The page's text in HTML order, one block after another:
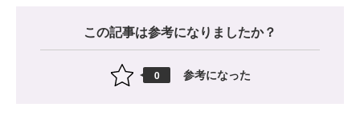
この記事は参考になりましたか？
0 参考になった